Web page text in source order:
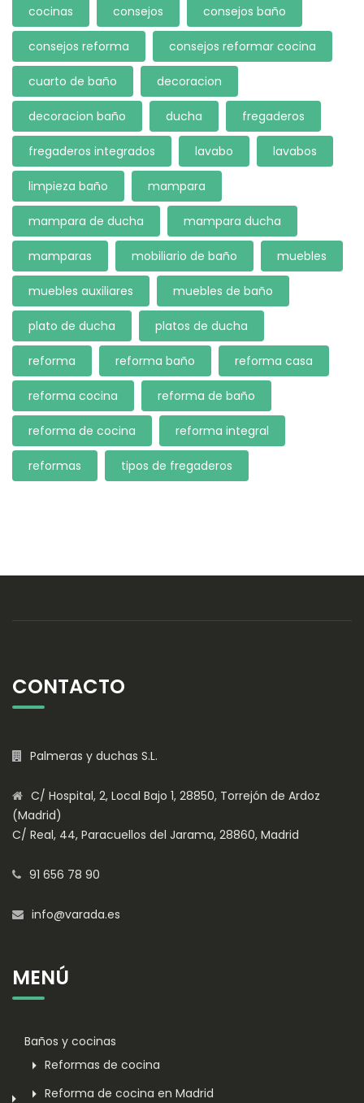
cocinas consejos consejos baño
consejos reforma consejos reformar cocina
cuarto de baño decoracion
decoracion baño ducha fregaderos
fregaderos integrados lavabo lavabos
limpieza baño mampara
mampara de ducha mampara ducha
mamparas mobiliario de baño muebles
muebles auxiliares muebles de baño
plato de ducha platos de ducha
reforma reforma baño reforma casa
reforma cocina reforma de baño
reforma de cocina reforma integral
reformas tipos de fregaderos
CONTACTO
Palmeras y duchas S.L.
C/ Hospital, 2, Local Bajo 1, 28850, Torrejón de Ardoz
(Madrid)
C/ Real, 44, Paracuellos del Jarama, 28860, Madrid
91 656 78 90
info@varada.es
MENÚ
Baños y cocinas
Reformas de cocina
Reforma de cocina en Madrid